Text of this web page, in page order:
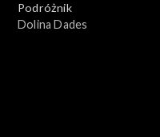
Podróżnik
Dolina Dades